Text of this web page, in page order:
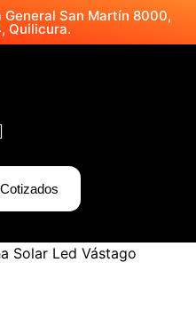
San Martín 8000,
Quilicura.
Solar Led Vástago